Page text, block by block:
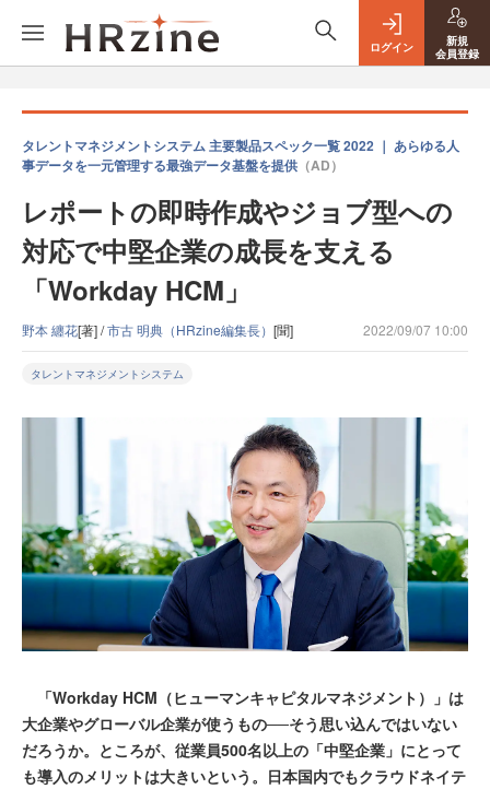
ログイン
新規
会員登録
タレントマネジメントシステム 主要製品スペック一覧 2022 ｜ あらゆる人
事データを一元管理する最強データ基盤を提供 （AD）
レポートの即時作成やジョブ型への
対応で中堅企業の成長を支える
「Workday HCM」
野本 纏花[著] /市古 明典（HRzine編集長） [聞] 2022/09/07 10:00
タレントマネジメントシステム
「Workday HCM（ヒューマンキャピタルマネジメント）」は
大企業やグローバル企業が使うもの──そう思い込んではいない
だろうか。ところが、従業員500名以上の「中堅企業」にとって
も導入のメリットは大きいという。日本国内でもクラウドネイテ